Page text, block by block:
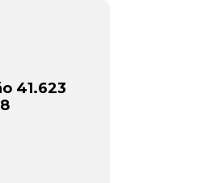
41.623